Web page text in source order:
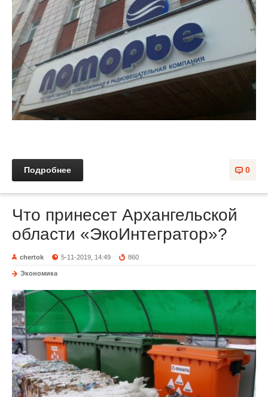
0
Подробнее
Что принесет Архангельской
области «ЭкоИнтегратор»?
chertok 5-11-2019, 14:49 860
Экономика